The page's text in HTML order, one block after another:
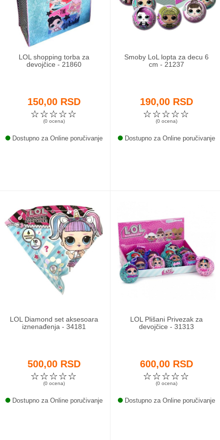
Odeća i obuća
Igračke za bebe i decu
AKCIJA
Call Centar
011 438 1 000
LOL shopping torba za
devojčice - 21860
150,00 RSD
☆
☆
☆
☆
☆
(0 ocena)
Dostupno za Online poručivanje
Smoby LoL lopta za decu 6
cm - 21237
190,00 RSD
☆
☆
☆
☆
☆
(0 ocena)
Dostupno za Online poručivanje
LOL Diamond set aksesoara
iznenađenja - 34181
500,00 RSD
☆
☆
☆
☆
☆
(0 ocena)
Dostupno za Online poručivanje
LOL Plišani Privezak za
devojčice - 31313
600,00 RSD
☆
☆
☆
☆
☆
(0 ocena)
Dostupno za Online poručivanje